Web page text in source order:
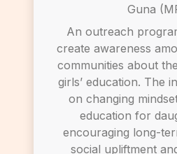
Guna
An outreach
create awareness
communities about
girls’ education. The
on changing
education for
encouraging long-
social upliftment